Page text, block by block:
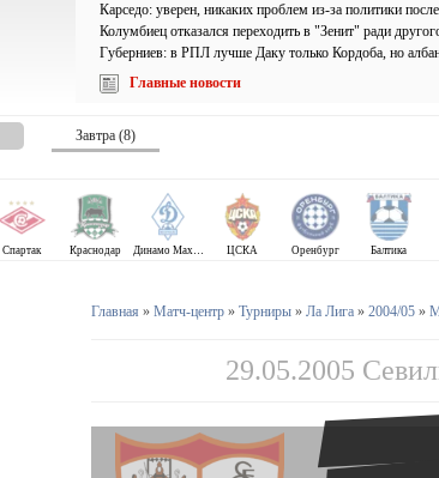
Карседо: уверен, никаких проблем из-за политики
Колумбиец отказался переходить в "Зенит" ради
Губерниев: в РПЛ лучше Даку только Кордоба, но
Главные новости
Завтра (8)
Спартак Краснодар Динамо Махачкала ЦСКА Оренбург Балтика
Главная » Матч-центр» Турниры» Ла Лига» 2004/05»
29.05.2005